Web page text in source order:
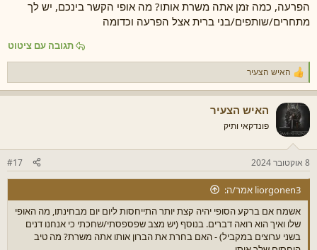
הפרעה, כמה זמן אתה משרת אותו? מה אופי הקשר בינכם, יש לך
מתחרים/שותפים/בני ברית אצל הפרעה וכדומה
תגובה עם ציטוט
ר
ג
ש
ת
:
האיש הצעיר
האיש הצעיר
פונדקאי ותיק
8 אוקטובר 2024 #17
liorgonen3 אמר/ה:
אשמח אם ברקע הסופי יהיה קצת יותר התייחסות ליום יום מבחינתו, מה האופי
שלו ואיך הוא רואה דברים. בנוסף (יש מצב שפספסתי/שחכתי כי אנחנו דנים
בשני ערוצים במקביל) - האם בחרת את הברון אותו אתה משרת? מה טיב